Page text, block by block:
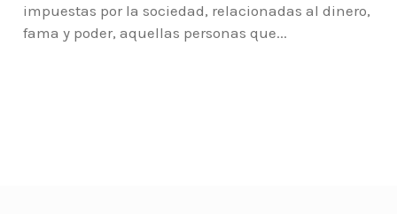
impuestas por la sociedad, relacionadas al dinero,
fama y poder, aquellas personas que...